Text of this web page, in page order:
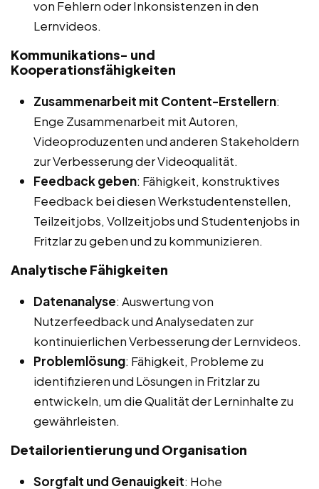
von Fehlern oder Inkonsistenzen in den
Lernvideos.
Kommunikations- und
Kooperationsfähigkeiten
Zusammenarbeit mit Content-Erstellern:
Enge Zusammenarbeit mit Autoren,
Videoproduzenten und anderen Stakeholdern
zur Verbesserung der Videoqualität.
Feedback geben: Fähigkeit, konstruktives
Feedback bei diesen Werkstudentenstellen,
Teilzeitjobs, Vollzeitjobs und Studentenjobs in
Fritzlar zu geben und zu kommunizieren.
Analytische Fähigkeiten
Datenanalyse: Auswertung von
Nutzerfeedback und Analysedaten zur
kontinuierlichen Verbesserung der Lernvideos.
Problemlösung: Fähigkeit, Probleme zu
identifizieren und Lösungen in Fritzlar zu
entwickeln, um die Qualität der Lerninhalte zu
gewährleisten.
Detailorientierung und Organisation
Sorgfalt und Genauigkeit: Hohe